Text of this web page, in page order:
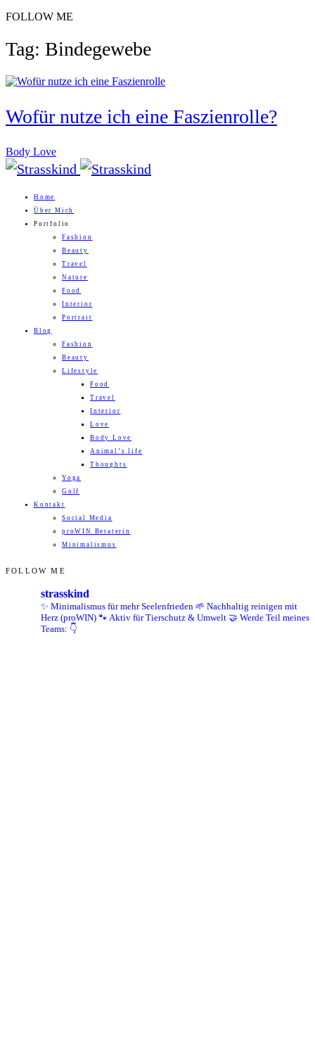
FOLLOW ME
Tag: Bindegewebe
Wofür nutze ich eine Faszienrolle?
Body Love
Home
Über Mich
Portfolio
Fashion
Beauty
Travel
Nature
Food
Interior
Portrait
Blog
Fashion
Beauty
Lifestyle
Food
Travel
Interior
Love
Body Love
Animal’s life
Thoughts
Yoga
Golf
Kontakt
Social Media
proWIN Beraterin
Minimalismus
FOLLOW ME
strasskind
✨ Minimalismus für mehr Seelenfrieden 🌱 Nachhaltig reinigen mit
Herz (proWIN) 🐾 Aktiv für Tierschutz & Umwelt 🤝 Werde Teil meines
Teams: 👇